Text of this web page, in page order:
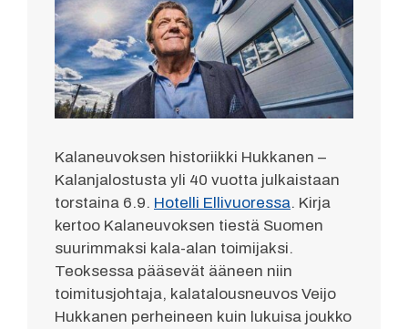
Kalaneuvoksen historiikki Hukkanen –
Kalanjalostusta yli 40 vuotta julkaistaan
torstaina 6.9. Hotelli Ellivuoressa. Kirja
kertoo Kalaneuvoksen tiestä Suomen
suurimmaksi kala-alan toimijaksi.
Teoksessa pääsevät ääneen niin
toimitusjohtaja, kalatalousneuvos Veijo
Hukkanen perheineen kuin lukuisa joukko